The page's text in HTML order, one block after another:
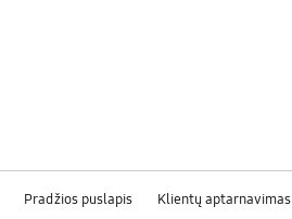
Pradžios puslapis Klientų aptarnavimas